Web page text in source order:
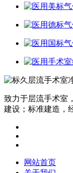
致力于层流手术室
建设；标准建造，
网站首页